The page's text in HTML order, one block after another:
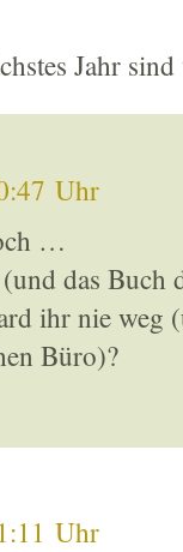
Jahr
Uhr
…
das Buch
ihr nie
Büro)?
Uhr